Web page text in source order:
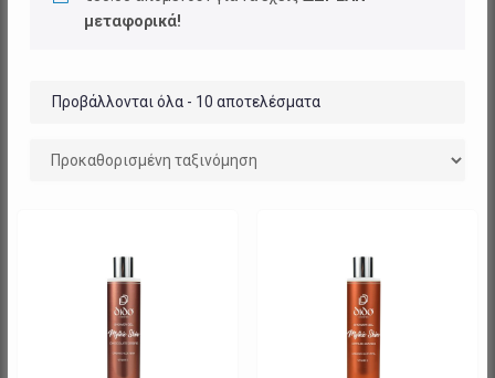
μεταφορικά!
Προβάλλονται όλα - 10 αποτελέσματα